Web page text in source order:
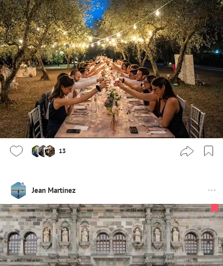
13
Jean Martínez